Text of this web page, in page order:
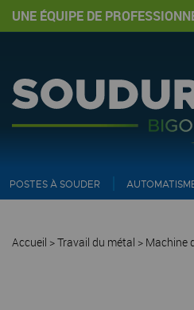
UNE ÉQUIPE DE
POSTES À SOUDER
Accueil >Travail du métal > Machine